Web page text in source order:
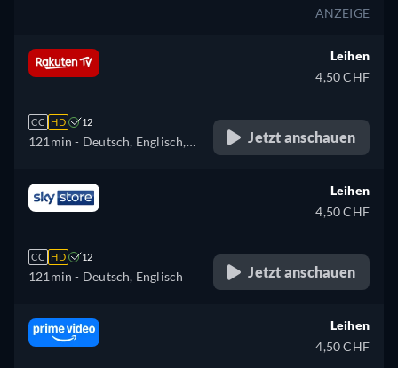
ANZEIGE
CC HD 12
121min - Deutsch, Englisch,
Italienisch
Leihen
4,50 CHF
Jetzt anschauen
CC HD 12
121min - Deutsch, Englisch
Leihen
4,50 CHF
Jetzt anschauen
Leihen
4,50 CHF